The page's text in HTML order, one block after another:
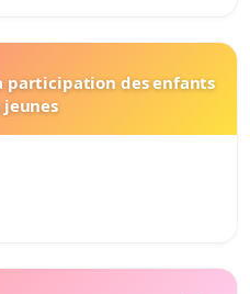
participation des enfants
jeunes